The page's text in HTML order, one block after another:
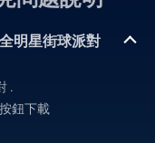
明星街球派對
.
鈕下載